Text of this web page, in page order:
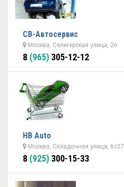
СВ-Автосервис
Москва, Селигерская улица, 26
8 (965) 305-12-12
НВ Auto
Москва, Складочная улица, 6с27
8 (925) 300-15-33